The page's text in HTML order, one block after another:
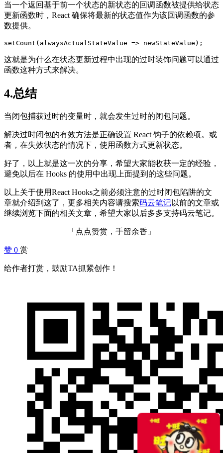
当一个返回基于前一个状态的新状态的回调函数被提供给状态
更新函数时，React 确保将最新的状态值作为该回调函数的参
数提供。
setCount(alwaysActualStateValue => newStateValue);
这就是为什么在状态更新过程中出现的过时装饰问题可以通过
函数这种方式来解决。
4.总结
当闭包捕获过时的变量时，就会发生过时的闭包问题。
解决过时闭包的有效方法是正确设置 React 钩子的依赖项。或
者，在失效状态的情况下，使用函数方式更新状态。
好了，以上就是这一次的分享，希望大家能收获一定的经验，
避免以后在 Hooks 的使用中出现上面提到的这些问题。
以上关于使用React Hooks之前必须注意的过时闭包陷阱的文
章就介绍到这了，更多相关内容请搜索码云笔记以前的文章或
继续浏览下面的相关文章，希望大家以后多多支持码云笔记。
「点点赞赏，手留余香」
赞 0 赏
给作者打赏，鼓励TA抓紧创作！